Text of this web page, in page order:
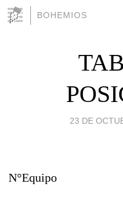
BOHEMIOS
23 DE
N°Equipo